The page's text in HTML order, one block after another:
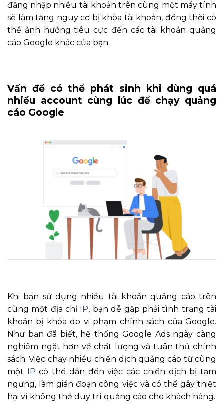
đăng nhập nhiều tài khoản trên cùng một máy tính
sẽ làm tăng nguy cơ bị khóa tài khoản, đồng thời có
thể ảnh hưởng tiêu cực đến các tài khoản quảng
cáo Google khác của bạn.
Vấn đề có thể phát sinh khi dùng quá
nhiều account cùng lúc để chạy quảng
cáo Google
Khi bạn sử dụng nhiều tài khoản quảng cáo trên
cùng một địa chỉ IP, bạn dễ gặp phải tình trạng tài
khoản bị khóa do vi phạm chính sách của Google.
Như bạn đã biết, hệ thống Google Ads ngày càng
nghiêm ngặt hơn về chất lượng và tuân thủ chính
sách. Việc chạy nhiều chiến dịch quảng cáo từ cùng
một IP có thể dẫn đến việc các chiến dịch bị tạm
ngưng, làm gián đoạn công việc và có thể gây thiệt
hại vì không thể duy trì quảng cáo cho khách hàng.